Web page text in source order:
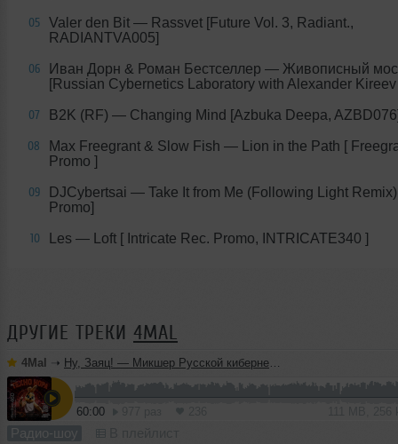
05
Valer den Bit — Rassvet [Future Vol. 3, Radiant.,
RADIANTVA005]
06
Иван Дорн & Роман Бестселлер — Живописный
[Russian Cybernetics Laboratory with Alexander Kireev
07 B2K (RF) — Changing Mind [Azbuka Deepa,
08
Max Freegrant & Slow Fish — Lion in the Path [
Promo ]
09
DJCybertsai — Take It from Me (Following Light
Promo]
10 Les — Loft [ Intricate Rec. Promo, INTRICATE340 ]
ДРУГИЕ ТРЕКИ 4MAL
4Mal ➝ Ну, Заяц! — Микшер Русской кибернетики 460 с Евгением Сваловым (4Mal) и Александром Киреевым (22.07.2026)
60:00
Радио-шоу